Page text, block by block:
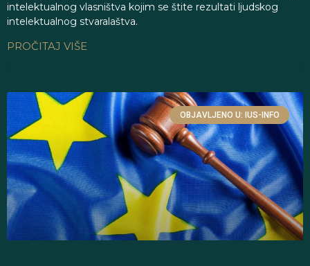
intelektualnog vlasništva kojim se štite rezultati ljudskog
intelektualnog stvaralaštva.
PROČITAJ VIŠE
OBJAVLJENO U: IUS-INFO